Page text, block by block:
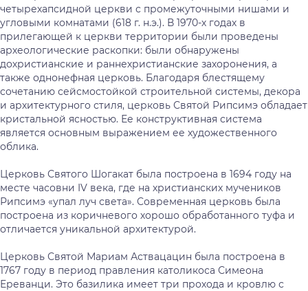
четырехапсидной церкви с промежуточными нишами и
угловыми комнатами (618 г. н.э.). В 1970-х годах в
прилегающей к церкви территории были проведены
археологические раскопки: были обнаружены
дохристианские и раннехристианские захоронения, а
также однонефная церковь. Благодаря блестящему
сочетанию сейсмостойкой строительной системы, декора
и архитектурного стиля, церковь Святой Рипсимэ обладает
кристальной ясностью. Ее конструктивная система
является основным выражением ее художественного
облика.
Церковь Святого Шогакат была построена в 1694 году на
месте часовни IV века, где на христианских мучеников
Рипсимэ «упал луч света». Современная церковь была
построена из коричневого хорошо обработанного туфа и
отличается уникальной архитектурой.
Церковь Святой Мариам Аствацацин была построена в
1767 году в период правления католикоса Симеона
Ереванци. Это базилика имеет три прохода и кровлю с